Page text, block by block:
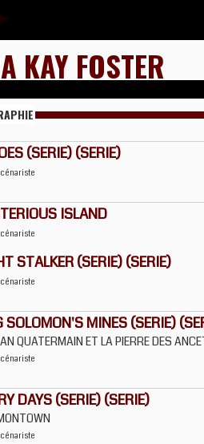
KAY FOSTER
(SERIE) (SERIE)
ISLAND
STALKER (SERIE) (SERIE)
SOLOMON'S MINES (SERIE)
QUATERMAIN ET LA PIERRE DES
DAYS (SERIE) (SERIE)